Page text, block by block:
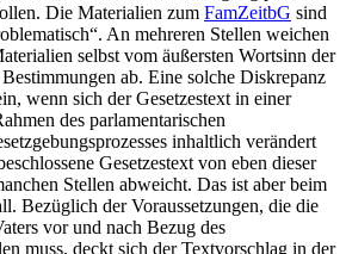
Die Materialien zum FamZeitbG sind
An mehreren Stellen weichen
selbst vom äußersten Wortsinn der
ab. Eine solche Diskrepanz
wenn sich der Gesetzestext in einer
des parlamentarischen
inhaltlich verändert
Gesetzestext von eben dieser
Stellen abweicht. Das ist aber beim
Bezüglich der Voraussetzungen, die die
vor und nach Bezug des
muss, deckt sich der Textvorschlag in der